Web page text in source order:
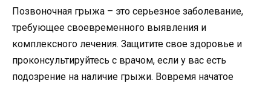
Позвоночная грыжа – это серьезное заболевание,
требующее своевременного выявления и
комплексного лечения. Защитите свое здоровье и
проконсультируйтесь с врачом, если у вас есть
подозрение на наличие грыжи. Вовремя начатое